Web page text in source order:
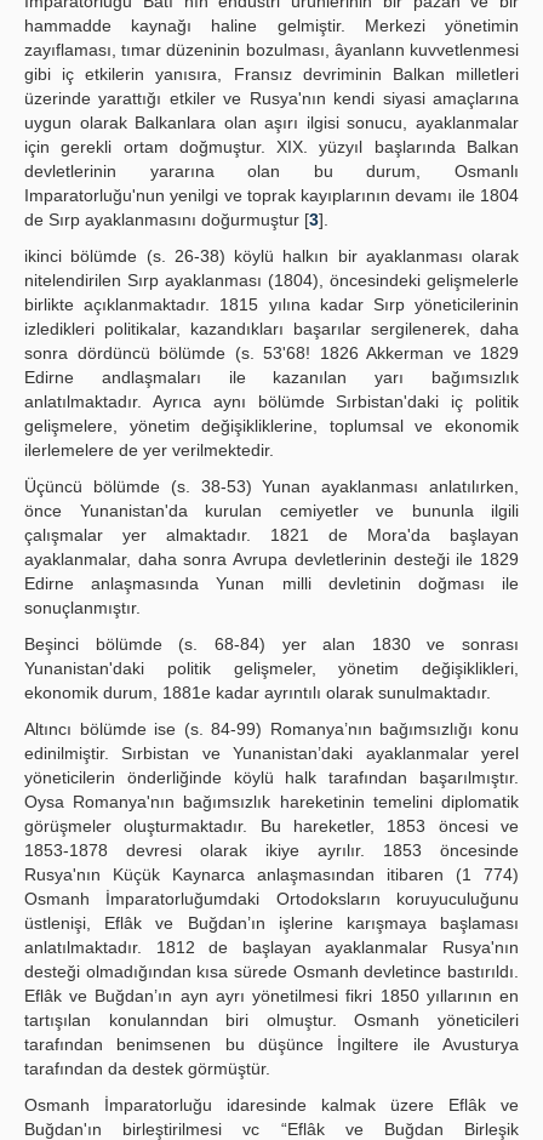
hammadde kaynağı haline gelmiştir. Merkezi yönetimin
zayıflaması, tımar düzeninin bozulması, âyanlann kuvvetlenmesi
gibi iç etkilerin yanısıra, Fransız devriminin Balkan milletleri
üzerinde yarattığı etkiler ve Rusya'nın kendi siyasi amaçlarına
uygun olarak Balkanlara olan aşırı ilgisi sonucu, ayaklanmalar
için gerekli ortam doğmuştur. XIX. yüzyıl başlarında Balkan
devletlerinin yararına olan bu durum, Osmanlı
Imparatorluğu'nun yenilgi ve toprak kayıplarının devamı ile 1804
de Sırp ayaklanmasını doğurmuştur [3].
ikinci bölümde (s. 26-38) köylü halkın bir ayaklanması olarak
nitelendirilen Sırp ayaklanması (1804), öncesindeki gelişmelerle
birlikte açıklanmaktadır. 1815 yılına kadar Sırp yöneticilerinin
izledikleri politikalar, kazandıkları başarılar sergilenerek, daha
sonra dördüncü bölümde (s. 53'68! 1826 Akkerman ve 1829
Edirne andlaşmaları ile kazanılan yarı bağımsızlık
anlatılmaktadır. Ayrıca aynı bölümde Sırbistan'daki iç politik
gelişmelere, yönetim değişik­liklerine, toplumsal ve ekonomik
ilerlemelere de yer verilmektedir.
Üçüncü bölümde (s. 38-53) Yunan ayaklanması anlatılırken,
önce Yunanistan'da kurulan cemiyetler ve bununla ilgili
çalışmalar yer almaktadır. 1821 de Mora'da başlayan
ayaklanmalar, daha sonra Avrupa devletlerinin desteği ile 1829
Edirne anlaşmasında Yunan milli devletinin doğması ile
sonuçlanmıştır.
Beşinci bölümde (s. 68-84) yer alan 1830 ve sonrası
Yunanistan'daki politik gelişmeler, yönetim değişiklikleri,
ekonomik durum, 1881e kadar ayrıntılı olarak sunulmaktadır.
Altıncı bölümde ise (s. 84-99) Romanya’nın bağımsızlığı konu
edinilmiştir. Sırbistan ve Yunanistan’daki ayaklanmalar yerel
yöneticilerin önderliğinde köylü halk tarafından başarılmıştır.
Oysa Romanya'nın bağımsızlık hareketinin temelini diplomatik
görüşmeler oluşturmaktadır. Bu hareketler, 1853 öncesi ve
1853-1878 devresi olarak ikiye ayrılır. 1853 öncesinde
Rusya'nın Küçük Kaynarca anlaşmasından itibaren (1 774)
Osmanh İmparatorlu­ğumdaki Ortodoksların koruyuculuğunu
üstlenişi, Eflâk ve Buğdan’ın işlerine karışmaya başlaması
anlatılmaktadır. 1812 de başlayan ayaklanmalar Rusya'nın
desteği olmadığından kısa sürede Osmanh devletince bastırıldı.
Eflâk ve Buğdan’ın ayn ayrı yönetilmesi fikri 1850 yıllarının en
tartışılan konulanndan biri olmuştur. Osmanh yöneticileri
tarafından benimsenen bu düşünce İngiltere ile Avusturya
tarafından da destek görmüştür.
Osmanh İmparatorluğu idaresinde kalmak üzere Eflâk ve
Buğdan'ın birleştirilmesi vc “Eflâk ve Buğdan Birleşik